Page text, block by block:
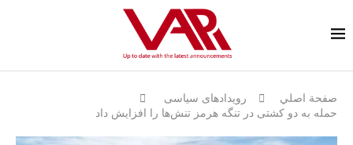
صفحة اصلي
رویدادهای سیاسی
حمله به دو کشتی در تنگه هرمز تنش‌ها را افزایش داد